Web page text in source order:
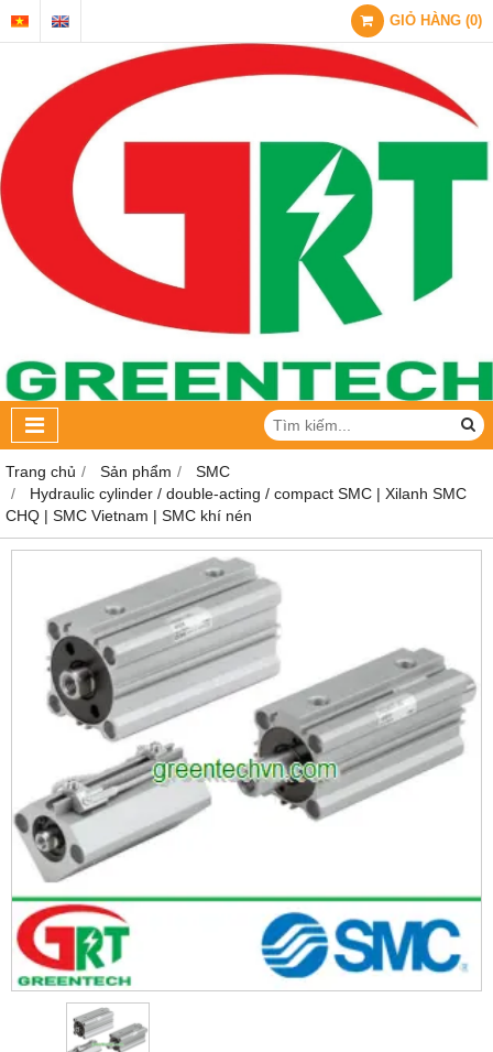
GIỎ HÀNG (0)
Trang chủ Sản phẩm
SMC
Hydraulic cylinder / double-acting / compact SMC | Xilanh SMC
CHQ | SMC Vietnam | SMC khí nén